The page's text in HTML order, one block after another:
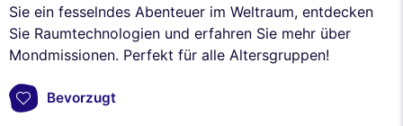
Sie ein fesselndes Abenteuer im Weltraum, entdecken
Sie Raumtechnologien und erfahren Sie mehr über
Mondmissionen. Perfekt für alle Altersgruppen!
Bevorzugt